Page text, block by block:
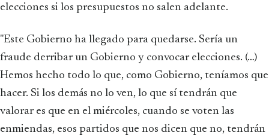
elecciones si los presupuestos no salen adelante.
"Este Gobierno ha llegado para quedarse. Sería un
fraude derribar un Gobierno y convocar elecciones. (…)
Hemos hecho todo lo que, como Gobierno, teníamos que
hacer. Si los demás no lo ven, lo que sí tendrán que
valorar es que en el miércoles, cuando se voten las
enmiendas, esos partidos que nos dicen que no, tendrán